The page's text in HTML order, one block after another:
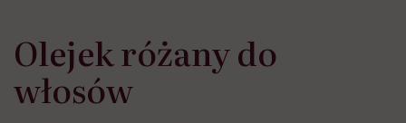
Olejek różany do
włosów